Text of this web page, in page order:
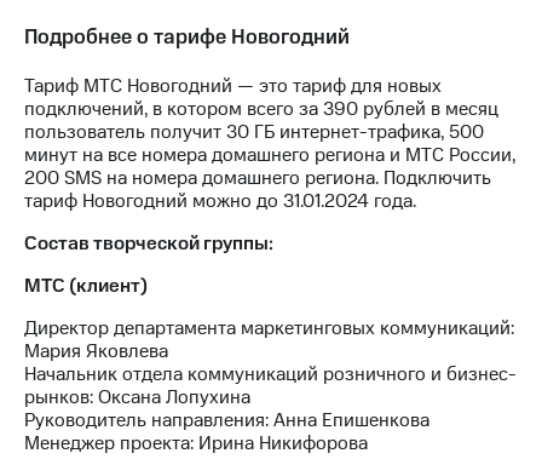
Рынок
облигаций
Описание
Еврооблигации-2023
Уведомление
о
погашении
именных
облигаций
Реквизиты
Контакты
развитие
деловая этика
На главную
Подробнее о тарифе Новогодний
Тариф МТС Новогодний — это тариф для новых
подключений, в котором всего за 390 рублей в месяц
пользователь получит 30 ГБ интернет-трафика, 500
минут на все номера домашнего региона и МТС России,
200 SMS на номера домашнего региона. Подключить
тариф Новогодний можно до 31.01.2024 года.
Состав творческой группы:
МТС (клиент)
Директор департамента маркетинговых коммуникаций:
Мария Яковлева
Начальник отдела коммуникаций розничного и бизнес-
рынков: Оксана Лопухина
Руководитель направления: Анна Епишенкова
Менеджер проекта: Ирина Никифорова